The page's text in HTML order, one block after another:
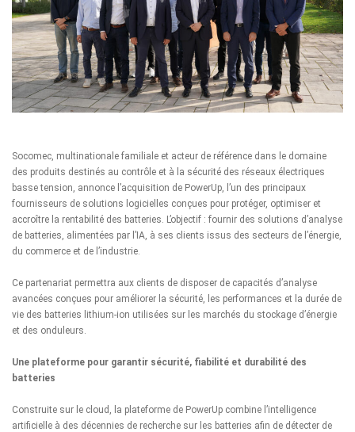
Socomec, multinationale familiale et acteur de référence dans le domaine
des produits destinés au contrôle et à la sécurité des réseaux électriques
basse tension, annonce l’acquisition de PowerUp, l’un des principaux
fournisseurs de solutions logicielles conçues pour protéger, optimiser et
accroître la rentabilité des batteries. L’objectif : fournir des solutions d’analyse
de batteries, alimentées par l’IA, à ses clients issus des secteurs de l’énergie,
du commerce et de l’industrie.
Ce partenariat permettra aux clients de disposer de capacités d’analyse
avancées conçues pour améliorer la sécurité, les performances et la durée de
vie des batteries lithium-ion utilisées sur les marchés du stockage d’énergie
et des onduleurs.
Une plateforme pour garantir sécurité, fiabilité et durabilité des
batteries
Construite sur le cloud, la plateforme de PowerUp combine l’intelligence
artificielle à des décennies de recherche sur les batteries afin de détecter de